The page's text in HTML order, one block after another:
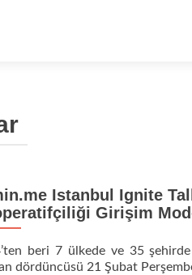
Istanbul Ignite
Girişim
beri 7 ülkede ve 35 şehirde
dördüncüsü 21 Şubat